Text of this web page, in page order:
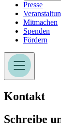
Presse
Mitmachen
Spenden
Fördern
Kontakt
Schreibe